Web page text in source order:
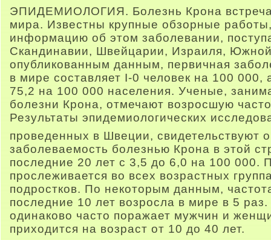
ЭПИДЕМИОЛОГИЯ. Болезнь Крона
мира. Известны крупные обзорные
информацию об этом заболевании,
Скандинавии, Швейцарии, Израиля,
опубликованным данным, первичная
в мире составляет I-0 человек на 100
75,2 на 100 000 населения. Ученые,
болезни Крона, отмечают возросшую
Результаты эпидемиологических
проведенных в Швеции, свидетельствуют
заболеваемость болезнью Крона в этой
последние 20 лет с 3,5 до 6,0 на 100 000.
прослеживается во всех возрастных
подростков. По некоторым данным,
последние 10 лет возросла в мире в 5
одинаково часто поражает мужчин и
приходится на возраст от 10 до 40 лет.